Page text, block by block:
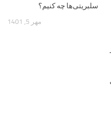
سلبریتی‌ها چه کنیم؟
مهر 5, 1401